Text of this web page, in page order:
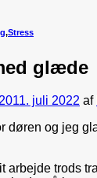
,Stress
glæde
11. juli 2022 af
døren og jeg
arbejde trods